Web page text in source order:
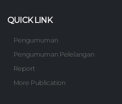
QUICK LINK
Pengumuman
Pengumuman Pelelangan
Report
More Publication